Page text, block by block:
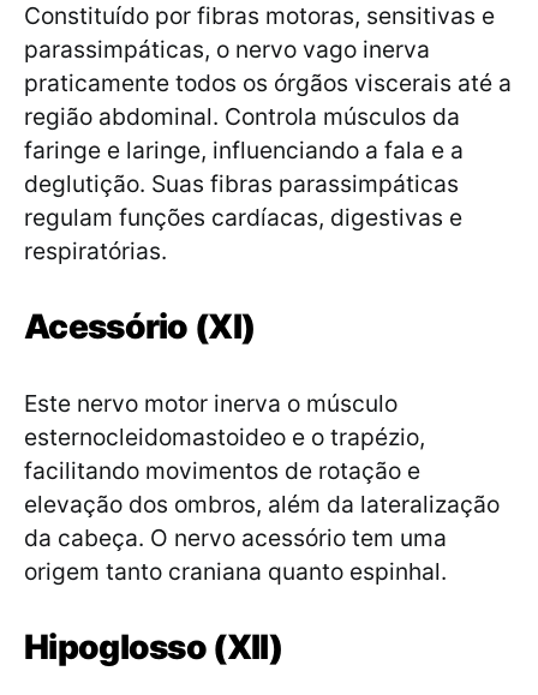
Constituído por fibras motoras, sensitivas e
parassimpáticas, o nervo vago inerva
praticamente todos os órgãos viscerais até a
região abdominal. Controla músculos da
faringe e laringe, influenciando a fala e a
deglutição. Suas fibras parassimpáticas
regulam funções cardíacas, digestivas e
respiratórias.
Acessório (XI)
Este nervo motor inerva o músculo
esternocleidomastoideo e o trapézio,
facilitando movimentos de rotação e
elevação dos ombros, além da lateralização
da cabeça. O nervo acessório tem uma
origem tanto craniana quanto espinhal.
Hipoglosso (XII)